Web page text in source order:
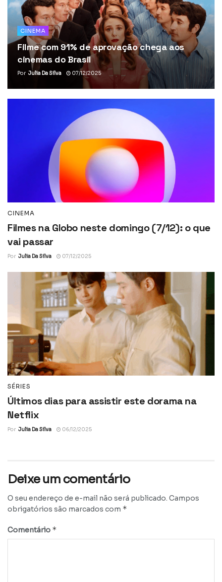
CINEMA
Filme com 91% de aprovação chega aos
cinemas do Brasil
Por Julia Da Silva 07/12/2025
CINEMA
Filmes na Globo neste domingo (7/12): o que
vai passar
Por Julia Da Silva 07/12/2025
SÉRIES
Últimos dias para assistir este dorama na
Netflix
Por Julia Da Silva 06/12/2025
Deixe um comentário
O seu endereço de e-mail não será publicado. Campos
obrigatórios são marcados com *
Comentário *